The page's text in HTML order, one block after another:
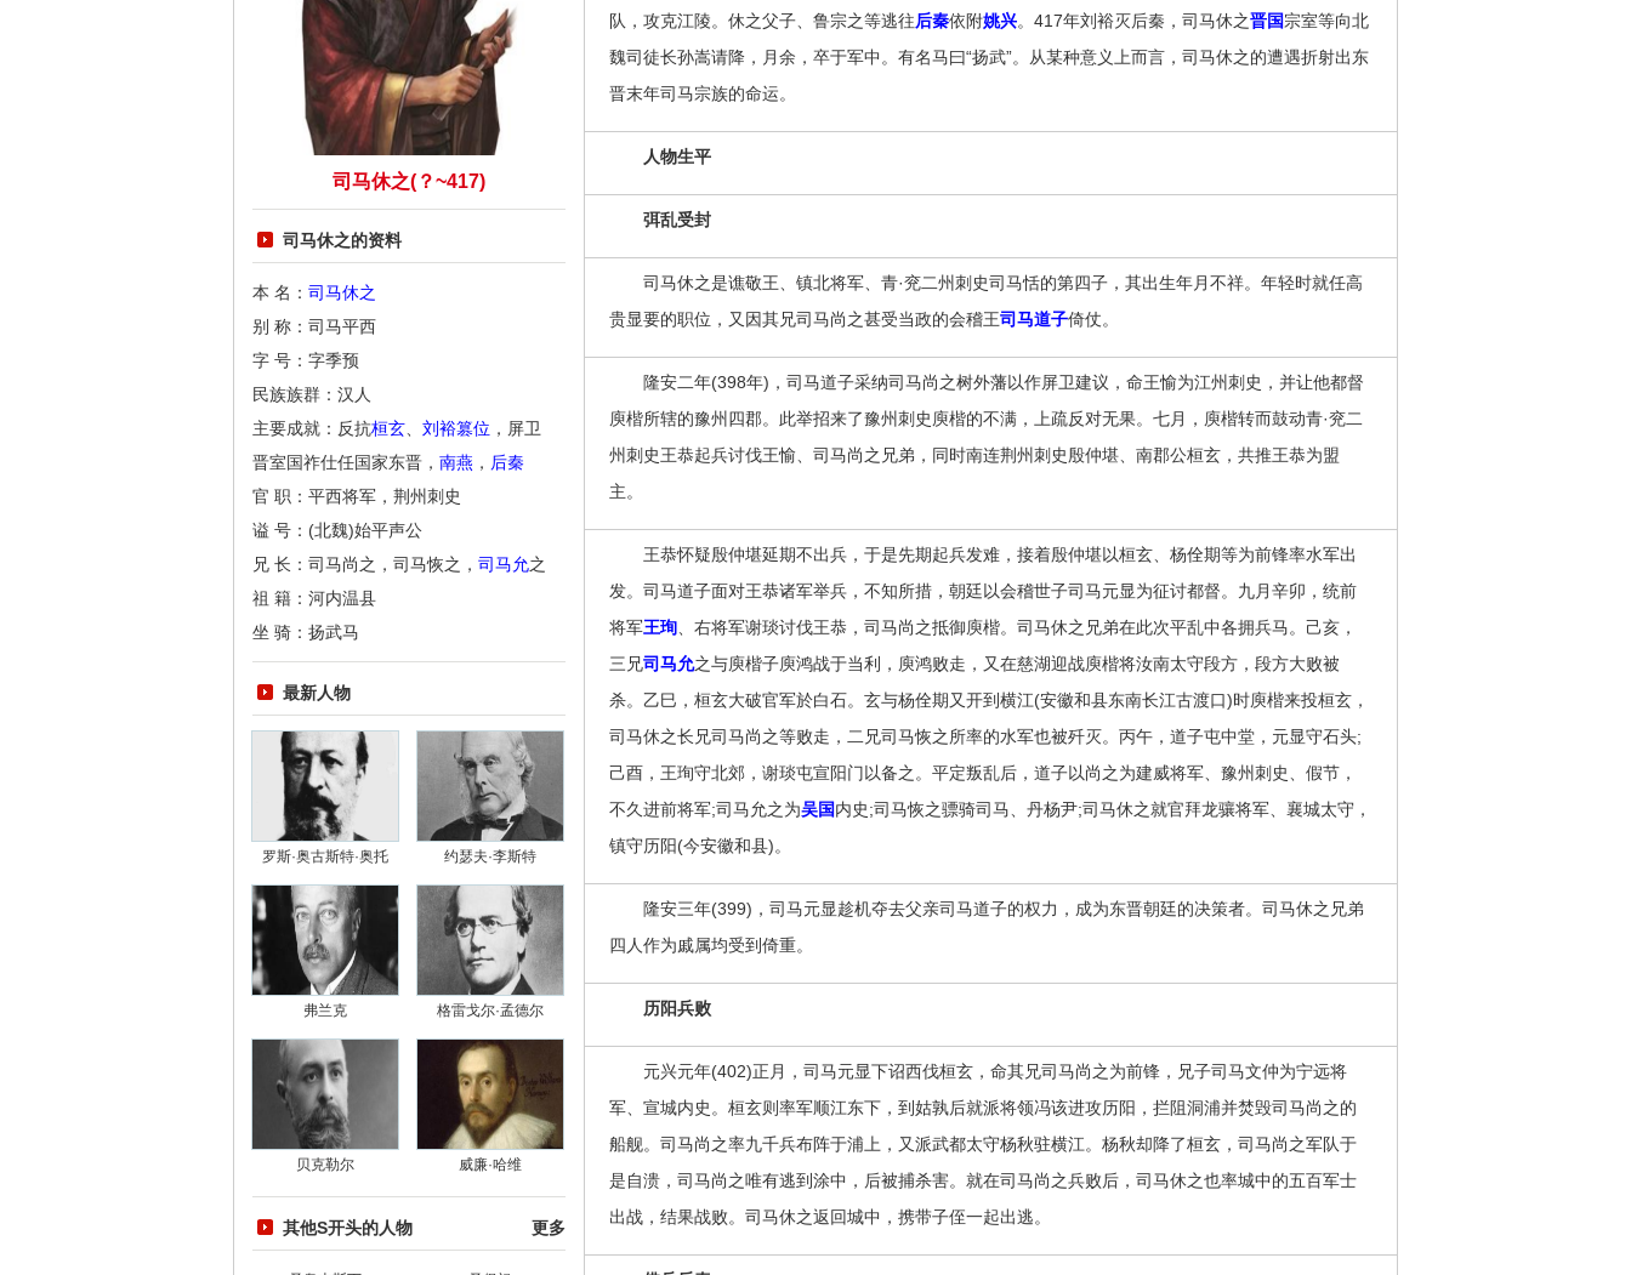
司马休之(？~417)
司马休之的资料
本 名： 司马休之
别 称：司马平西
字 号：字季预
民族族群：汉人
主要成就：反抗桓玄 刘裕篡位 ，屏卫
晋室国祚仕任国家东晋， 南燕 ， 后秦
官 职：平西将军，荆州刺史
谥 号：(北魏)始平声公
兄 长：司马尚之，司马恢之， 司马允之
祖 籍：河内温县
坐 骑：扬武马
最新人物
罗斯·奥古斯特·奥托 约瑟夫·李斯特
弗兰克 格雷戈尔·孟德尔
贝克勒尔 威廉·哈维
其他S开头的人物 更多
队，攻克江陵。休之父子、鲁宗之等逃往后秦依附姚兴。417年刘裕灭后秦，司马休之晋国宗室等向北
魏司徒长孙嵩请降，月余，卒于军中。有名马曰“扬武”。从某种意义上而言，司马休之的遭遇折射出东
晋末年司马宗族的命运。
人物生平
弭乱受封
司马休之是谯敬王、镇北将军、青·兖二州刺史司马恬的第四子，其出生年月不祥。年轻时就任高
贵显要的职位，又因其兄司马尚之甚受当政的会稽王司马道子倚仗。
隆安二年(398年)，司马道子采纳司马尚之树外藩以作屏卫建议，命王愉为江州刺史，并让他都督
庾楷所辖的豫州四郡。此举招来了豫州刺史庾楷的不满，上疏反对无果。七月，庾楷转而鼓动青·兖二
州刺史王恭起兵讨伐王愉、司马尚之兄弟，同时南连荆州刺史殷仲堪、南郡公桓玄，共推王恭为盟
主。
王恭怀疑殷仲堪延期不出兵，于是先期起兵发难，接着殷仲堪以桓玄、杨佺期等为前锋率水军出
发。司马道子面对王恭诸军举兵，不知所措，朝廷以会稽世子司马元显为征讨都督。九月辛卯，统前
将军王珣 、右将军谢琰讨伐王恭，司马尚之抵御庾楷。司马休之兄弟在此次平乱中各拥兵马。己亥，
三兄司马允之与庾楷子庾鸿战于当利，庾鸿败走，又在慈湖迎战庾楷将汝南太守段方，段方大败被
杀。乙巳，桓玄大破官军於白石。玄与杨佺期又开到横江(安徽和县东南长江古渡口)时庾楷来投桓玄，
司马休之长兄司马尚之等败走，二兄司马恢之所率的水军也被歼灭。丙午，道子屯中堂，元显守石头;
己酉，王珣守北郊，谢琰屯宣阳门以备之。平定叛乱后，道子以尚之为建威将军、豫州刺史、假节，
不久进前将军;司马允之为吴国内史;司马恢之骠骑司马、丹杨尹;司马休之就官拜龙骧将军、襄城太守，
镇守历阳(今安徽和县)。
隆安三年(399)，司马元显趁机夺去父亲司马道子的权力，成为东晋朝廷的决策者。司马休之兄弟
四人作为戚属均受到倚重。
历阳兵败
元兴元年(402)正月，司马元显下诏西伐桓玄，命其兄司马尚之为前锋，兄子司马文仲为宁远将
军、宣城内史。桓玄则率军顺江东下，到姑孰后就派将领冯该进攻历阳，拦阻洞浦并焚毁司马尚之的
船舰。司马尚之率九千兵布阵于浦上，又派武都太守杨秋驻横江。杨秋却降了桓玄，司马尚之军队于
是自溃，司马尚之唯有逃到涂中，后被捕杀害。就在司马尚之兵败后，司马休之也率城中的五百军士
出战，结果战败。司马休之返回城中，携带子侄一起出逃。